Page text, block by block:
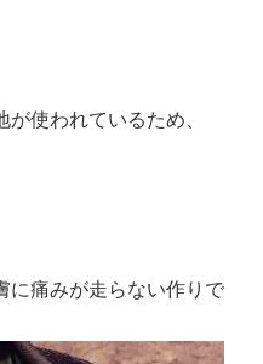
使われているため、
に痛みが走らない作りで